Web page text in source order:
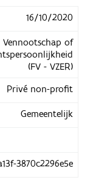
16/10/2020
Vennootschap of
(FV - VZER)
Privé non-profit
Gemeentelijk
3870c2296e5e